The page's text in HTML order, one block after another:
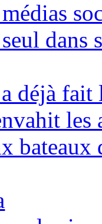
dans
déjà
les
bateaux